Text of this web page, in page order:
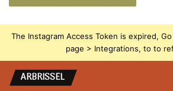
The Instagram Access Token is expired,
page > Integrations, to to
ARBRISSEL